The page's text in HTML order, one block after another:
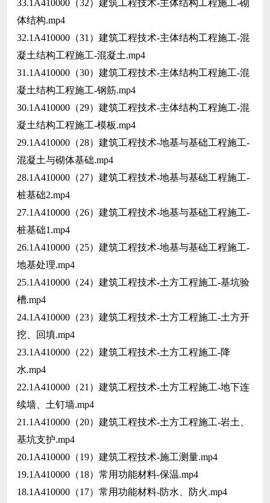
33.1A410000（32）建筑工程技术-主体结构工程施工-砌
体结构.mp4
32.1A410000（31）建筑工程技术-主体结构工程施工-混
凝土结构工程施工-混凝土.mp4
31.1A410000（30）建筑工程技术-主体结构工程施工-混
凝土结构工程施工-钢筋.mp4
30.1A410000（29）建筑工程技术-主体结构工程施工-混
凝土结构工程施工-模板.mp4
29.1A410000（28）建筑工程技术-地基与基础工程施工-
混凝土与砌体基础.mp4
28.1A410000（27）建筑工程技术-地基与基础工程施工-
桩基础2.mp4
27.1A410000（26）建筑工程技术-地基与基础工程施工-
桩基础1.mp4
26.1A410000（25）建筑工程技术-地基与基础工程施工-
地基处理.mp4
25.1A410000（24）建筑工程技术-土方工程施工-基坑验
槽.mp4
24.1A410000（23）建筑工程技术-土方工程施工-土方开
挖、回填.mp4
23.1A410000（22）建筑工程技术-土方工程施工-降
水.mp4
22.1A410000（21）建筑工程技术-土方工程施工-地下连
续墙、土钉墙.mp4
21.1A410000（20）建筑工程技术-土方工程施工-岩土、
基坑支护.mp4
20.1A410000（19）建筑工程技术-施工测量.mp4
19.1A410000（18）常用功能材料-保温.mp4
18.1A410000（17）常用功能材料-防水、防火.mp4